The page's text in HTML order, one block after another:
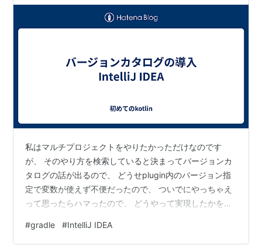
私はマルチプロジェクトをやりたかっただけなのです
が、 そのやり方を検索していると決まってバージョンカ
タログの話が出るので、 どうせplugin内のバージョン指
定で変数が使えず不便だったので、 ついでにやっちゃえ
って思ったらハマったので、 どうやって実現したかを書
にします。 と言うか、正確にはデフォルトで使えるよう
にはなっているのですが、 settings.gradle.ktsをいじら
#gradle #IntelliJ IDEA